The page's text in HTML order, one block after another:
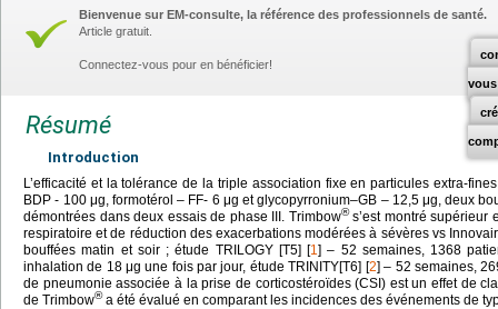
vous
Bienvenue sur EM-consulte, la référence des professionnels de santé.
Article gratuit.
Connectez-vous pour en bénéficier!
Résumé
Introduction
L’efficacité et la tolérance de la triple association fixe en particules extra-
BDP - 100 μg, formotérol – FF- 6 μg et glycopyrronium–GB – 12,5 μg, deux
démontrées dans deux essais de phase III. Trimbow®s’est montré supérieur
respiratoire et de réduction des exacerbations modérées à sévères vs Innovair
bouffées matin et soir ; étude TRILOGY [T5] [1] – 52 semaines, 1368
inhalation de 18 μg une fois par jour, étude TRINITY[T6] [2] – 52 semaines,
de pneumonie associée à la prise de corticostéroïdes (CSI) est un effet de
de Trimbow®a été évalué en comparant les incidences des événements de